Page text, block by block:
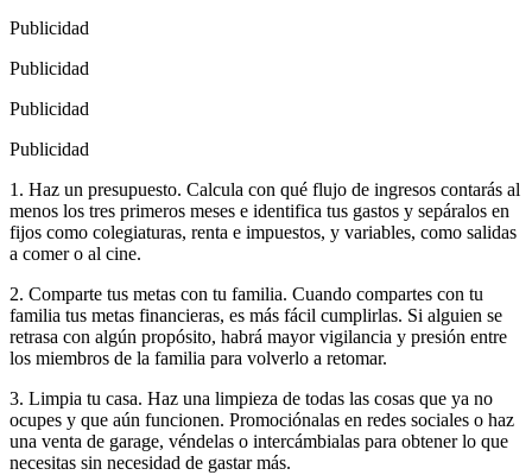
Publicidad
Publicidad
Publicidad
Publicidad
1. Haz un presupuesto. Calcula con qué flujo de ingresos contarás al
menos los tres primeros meses e identifica tus gastos y sepáralos en
fijos como colegiaturas, renta e impuestos, y variables, como salidas
a comer o al cine.
2. Comparte tus metas con tu familia. Cuando compartes con tu
familia tus metas financieras, es más fácil cumplirlas. Si alguien se
retrasa con algún propósito, habrá mayor vigilancia y presión entre
los miembros de la familia para volverlo a retomar.
3. Limpia tu casa. Haz una limpieza de todas las cosas que ya no
ocupes y que aún funcionen. Promociónalas en redes sociales o haz
una venta de garage, véndelas o intercámbialas para obtener lo que
necesitas sin necesidad de gastar más.